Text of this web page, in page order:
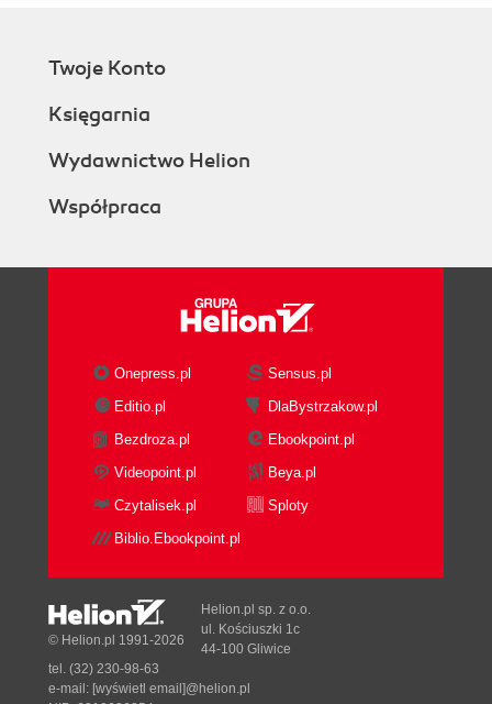
Twoje Konto
Księgarnia
Wydawnictwo Helion
Współpraca
Onepress.pl
Sensus.pl
Editio.pl
DlaBystrzakow.pl
Bezdroza.pl
Ebookpoint.pl
Videopoint.pl
Beya.pl
Czytalisek.pl
Sploty
Biblio.Ebookpoint.pl
© Helion.pl 1991-2026
Helion.pl sp. z o.o.
ul. Kościuszki 1c
44-100 Gliwice
tel. (32) 230-98-63
e-mail: [wyświetl email]@helion.pl